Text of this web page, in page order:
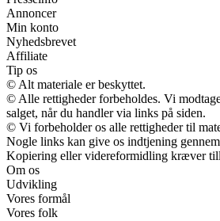
Annoncer
Min konto
Nyhedsbrevet
Affiliate
Tip os
© Alt materiale er beskyttet.
© Alle rettigheder forbeholdes. Vi
salget, når du handler via links på siden.
© Vi forbeholder os alle rettigheder til
Nogle links kan give os indtjening
Kopiering eller videreformidling kræver
Om os
Udvikling
Vores formål
Vores folk